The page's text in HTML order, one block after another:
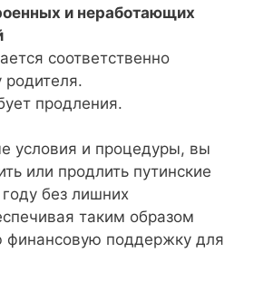
и неработающих
соответственно
родителя.
продления.
условия и процедуры, вы
или продлить путинские
без лишних
таким образом
финансовую поддержку для